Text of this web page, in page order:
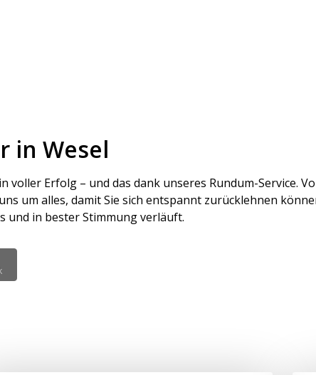
in Wesel
voller Erfolg – und das dank unseres Rundum-Service.
um alles, damit Sie sich entspannt zurücklehnen
und in bester Stimmung verläuft.